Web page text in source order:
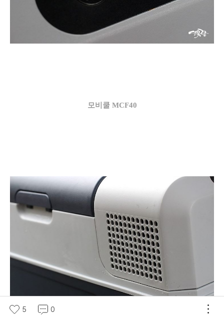
모비쿨 MCF40
5 0